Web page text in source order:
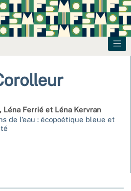
, Léna Ferrié et Léna Kervran
de l’eau : écopoétique bleue et